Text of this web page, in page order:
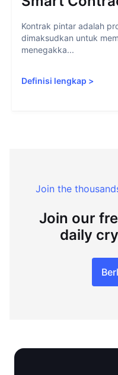
Kontrak pintar adalah
dimaksudkan untuk
menegakka...
Definisi lengkap >
Join the
Join our
daily